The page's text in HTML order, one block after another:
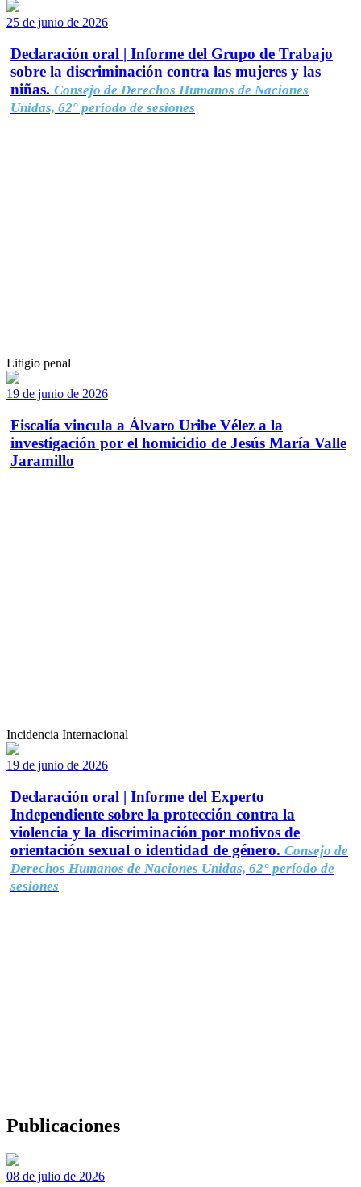
25 de junio de 2026
Declaración oral | Informe del Grupo de Trabajo
sobre la discriminación contra las mujeres y las
niñas. Consejo de Derechos Humanos de Naciones
Unidas, 62° período de sesiones
Litigio penal
19 de junio de 2026
Fiscalía vincula a Álvaro Uribe Vélez a la
investigación por el homicidio de Jesús María Valle
Jaramillo
Incidencia Internacional
19 de junio de 2026
Declaración oral | Informe del Experto
Independiente sobre la protección contra la
violencia y la discriminación por motivos de
orientación sexual o identidad de género. Consejo de
Derechos Humanos de Naciones Unidas, 62° período de
sesiones
Publicaciones
08 de julio de 2026